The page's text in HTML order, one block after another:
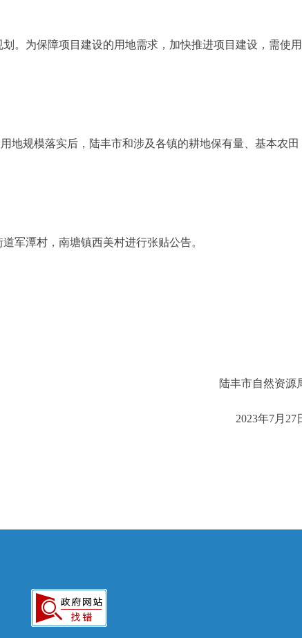
。为保障项目建设的用地需求，加快推进项目建设，需使用
规模落实后，陆丰市和涉及各镇的耕地保有量、基本农田
潭村，南塘镇西美村进行张贴公告。
陆丰市自然资源
2023年7月27